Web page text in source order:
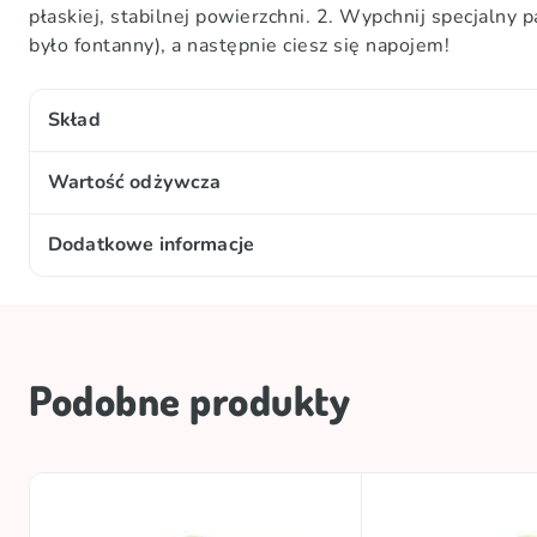
płaskiej, stabilnej powierzchni. 2. Wypchnij specjalny
było fontanny), a następnie ciesz się napojem!
Skład
Woda 89%, cukier, syrop kukurydziany o wysokiej
Wartość odżywcza
100 g/ml:
Dodatkowe informacje
Podobne produkty